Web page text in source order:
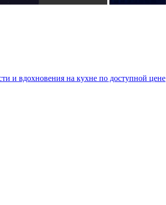
и вдохновения на кухне по доступной цене